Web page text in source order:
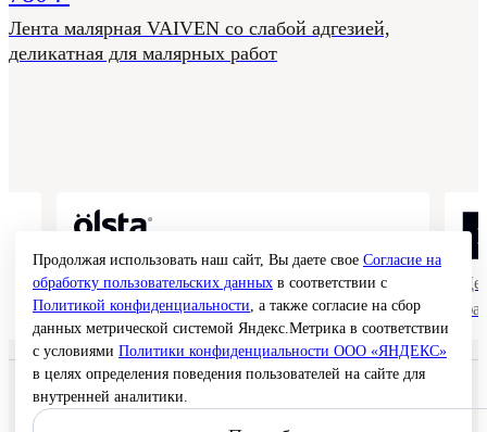
Лента малярная VAIVEN со слабой адгезией,
деликатная для малярных работ
Коллекции гладких и структурных
покрытий
© 2026 Interra Deco Group
Политика конфиденциальности
Продолжая использовать наш сайт, Вы даете свое Согласие на
обработку пользовательских данных в соответствии с
Политикой конфиденциальности, а также согласие на сбор
данных метрической системой Яндекс.Метрика в соответствии
с условиями Политики конфиденциальности ООО «ЯНДЕКС»
в целях определения поведения пользователей на сайте для
внутренней аналитики.